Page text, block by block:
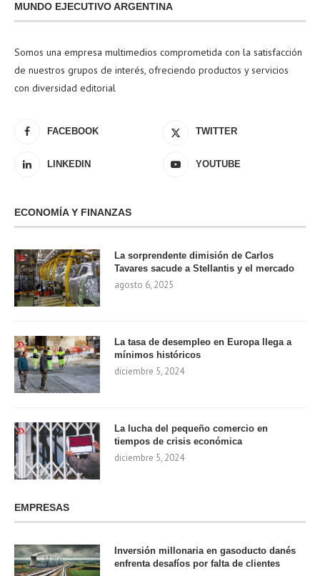
MUNDO EJECUTIVO ARGENTINA
Somos una empresa multimedios comprometida con la satisfacción
de nuestros grupos de interés, ofreciendo productos y servicios
con diversidad editorial
FACEBOOK TWITTER
LINKEDIN YOUTUBE
ECONOMÍA Y FINANZAS
La sorprendente dimisión de Carlos
Tavares sacude a Stellantis y el mercado
agosto 6, 2025
La tasa de desempleo en Europa llega a
mínimos históricos
diciembre 5, 2024
La lucha del pequeño comercio en
tiempos de crisis económica
diciembre 5, 2024
EMPRESAS
Inversión millonaria en gasoducto danés
enfrenta desafíos por falta de clientes